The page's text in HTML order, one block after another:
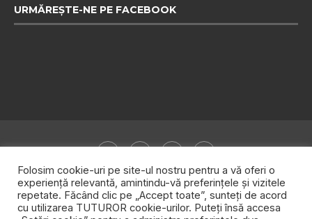
URMĂREȘTE-NE PE FACEBOOK
Despre noi Publicitate
Politica de confidențialitate
Folosim cookie-uri pe site-ul nostru pentru a vă oferi o
experiență relevantă, amintindu-vă preferințele și vizitele
repetate. Făcând clic pe „Accept toate”, sunteți de acord
cu utilizarea TUTUROR cookie-urilor. Puteți însă accesa